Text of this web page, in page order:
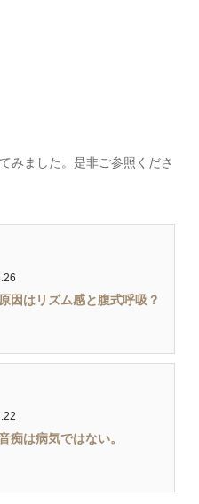
みました。是非ご参照くださ
因はリズム感と腹式呼吸？
痴は病気ではない。